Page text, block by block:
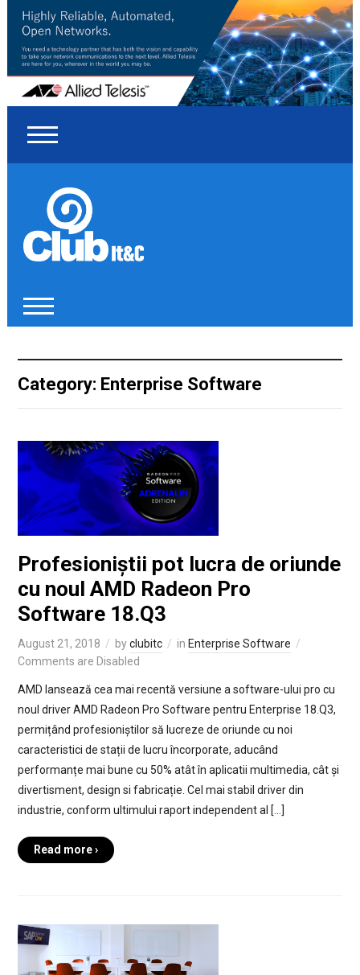
Category: Enterprise Software
Profesioniștii pot lucra de oriunde
cu noul AMD Radeon Pro
Software 18.Q3
August 21, 2018 byclubitc in Enterprise Software
Comments are Disabled
AMD lansează cea mai recentă versiune a software-ului pro cu
noul driver AMD Radeon Pro Software pentru Enterprise 18.Q3,
permițând profesioniștilor să lucreze de oriunde cu noi
caracteristici de stații de lucru încorporate, aducând
performanțe mai bune cu 50% atât în aplicatii multimedia, cât și
divertisment, design si fabricație. Cel mai stabil driver din
industrie, conform ultimului raport independent al […]
Read more ›